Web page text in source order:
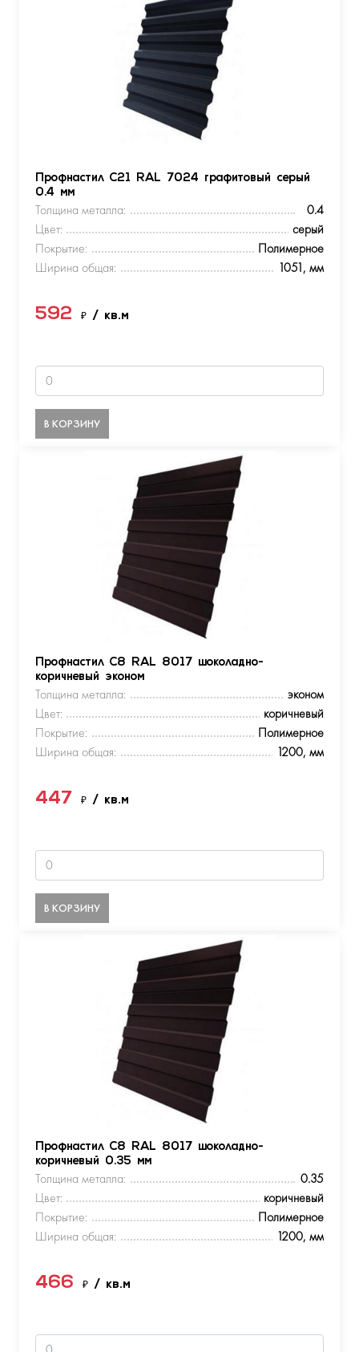
Профнастил С21 RAL 7024 графитовый серый
0.4 мм
Толщина металла:
0.4
Цвет:
серый
Покрытие:
Полимерное
Ширина общая:
1051, мм
592 ₽ / кв.м
В КОРЗИНУ
Профнастил С8 RAL 8017 шоколадно-
коричневый эконом
Толщина металла:
эконом
Цвет:
коричневый
Покрытие:
Полимерное
Ширина общая:
1200, мм
447 ₽ / кв.м
В КОРЗИНУ
Профнастил С8 RAL 8017 шоколадно-
коричневый 0.35 мм
Толщина металла:
0.35
Цвет:
коричневый
Покрытие:
Полимерное
Ширина общая:
1200, мм
466 ₽ / кв.м